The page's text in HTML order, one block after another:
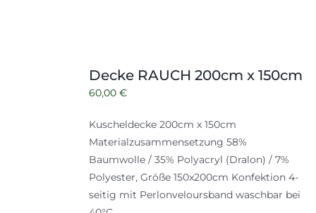
Decke RAUCH 200cm x 150cm
60,00 €
Kuscheldecke 200cm x 150cm
Materialzusammensetzung 58%
Baumwolle / 35% Polyacryl (Dralon) / 7%
Polyester, Größe 150x200cm Konfektion 4-
seitig mit Perlonveloursband waschbar bei